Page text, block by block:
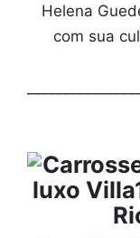
Helena
com sua